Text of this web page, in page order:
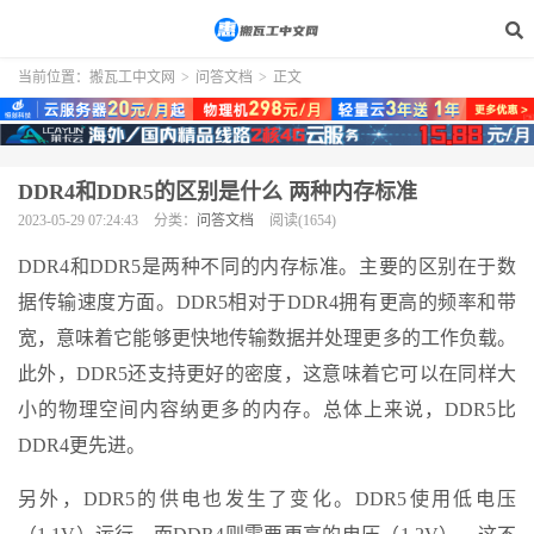
当前位置： 搬瓦工中文网 > 问答文档 > 正文
DDR4和DDR5的区别是什么 两种内存标准
2023-05-29 07:24:43 分类： 问答文档 阅读(1654)
DDR4和DDR5是两种不同的内存标准。主要的区别在于数
据传输速度方面。DDR5相对于DDR4拥有更高的频率和带
宽，意味着它能够更快地传输数据并处理更多的工作负载。
此外，DDR5还支持更好的密度，这意味着它可以在同样大
小的物理空间内容纳更多的内存。总体上来说，DDR5比
DDR4更先进。
另外，DDR5的供电也发生了变化。DDR5使用低电压